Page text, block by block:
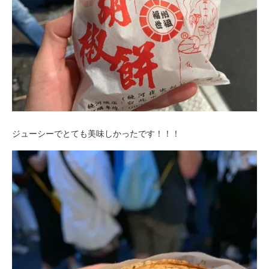
ジューシーでとても美味しかったです！！！